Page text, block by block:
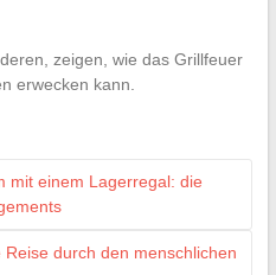
zeigen, wie das Grillfeuer
erwecken kann.
mit einem Lagerregal: die
durch den menschlichen